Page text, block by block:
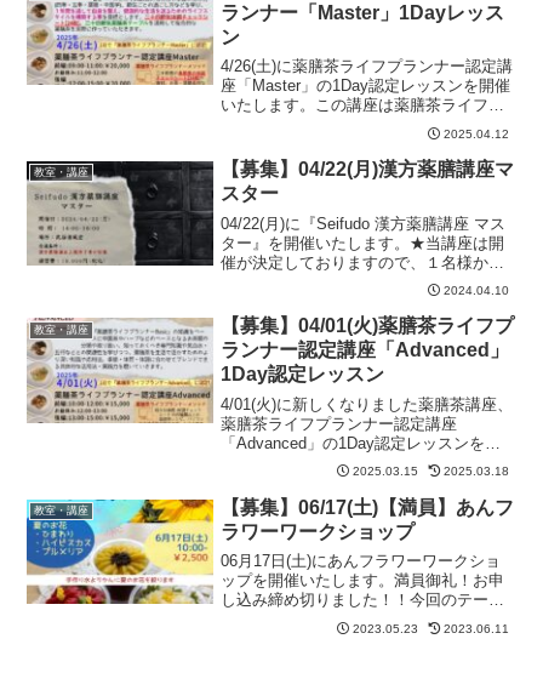
ランナー「Master」1Dayレッス
ン
4/26(土)に薬膳茶ライフプランナー認定講
座「Master」の1Day認定レッスンを開催
いたします。この講座は薬膳茶ライフプ
ランナー認定講座「Master」の「前
編」・「後編/認定」を1日でご受講いた
だき「薬膳茶ライフプランナーMaste...
2025.04.12
教室・講座
【募集】04/22(月)漢方薬膳講座マ
スター
04/22(月)に『Seifudo 漢方薬膳講座 マス
ター』を開催いたします。★当講座は開
催が決定しておりますので、１名様から
お申し込みいただけます。■Seifudo 漢方
薬膳講座 マスター■開催日：2024年04月
22日(月)14:00～...
2024.04.10
教室・講座
【募集】04/01(火)薬膳茶ライフプ
ランナー認定講座「Advanced」
1Day認定レッスン
4/01(火)に新しくなりました薬膳茶講座、
薬膳茶ライフプランナー認定講座
「Advanced」の1Day認定レッスンを開
催いたします。この講座は薬膳茶ライフ
プランナー認定講座「Advanced」の「前
編」・「後編」・「認定」を1日でご受講
い...
2025.03.15 2025.03.18
教室・講座
【募集】06/17(土)【満員】あんフ
ラワーワークショップ
06月17日(土)にあんフラワーワークショ
ップを開催いたします。満員御礼！お申
し込み締め切りました！！今回のテーマ
は～夏のお花(ひまわり、ハイビスカス、
プルメリア)手作り水ようかんに夏のお花
2023.05.23 2023.06.11